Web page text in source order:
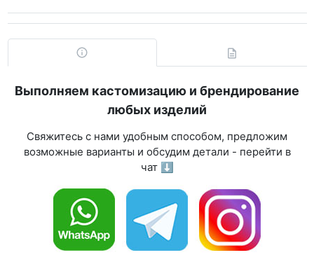
Выполняем кастомизацию и брендирование
любых изделий
Свяжитесь с нами удобным способом, предложим
возможные варианты и обсудим детали - перейти в
чат ⬇